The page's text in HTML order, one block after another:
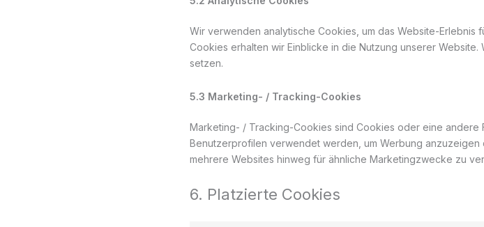
Wir verwenden analytische Cookies, um das Website-Erlebnis
Cookies erhalten wir Einblicke in die Nutzung unserer
setzen.
5.3 Marketing- / Tracking-Cookies
Marketing- / Tracking-Cookies sind Cookies oder eine andere
Benutzerprofilen verwendet werden, um Werbung
mehrere Websites hinweg für ähnliche Marketingzwecke zu
6. Platzierte Cookies